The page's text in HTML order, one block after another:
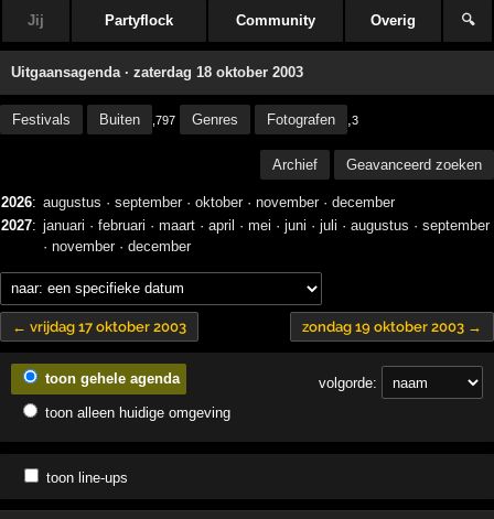
Jij Partyflock Community Overig 🔍
Uitgaansagenda · zaterdag 18 oktober 2003
Festivals Buiten ,797 Genres Fotografen ,3
Archief Geavanceerd zoeken
2026: augustus · september· oktober· november· december
2027: januari · februari · maart · april · mei · juni · juli · augustus · september
· november· december
← vrijdag 17 oktober 2003 zondag 19 oktober 2003 →
volgorde:
toon gehele agenda
toon alleen huidige omgeving
toon line-ups